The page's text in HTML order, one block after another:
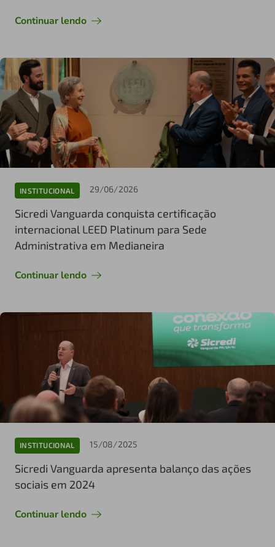
Continuar lendo
INSTITUCIONAL 29/06/2026
Sicredi Vanguarda conquista certificação
internacional LEED Platinum para Sede
Administrativa em Medianeira
Continuar lendo
INSTITUCIONAL 15/08/2025
Sicredi Vanguarda apresenta balanço das ações
sociais em 2024
Continuar lendo